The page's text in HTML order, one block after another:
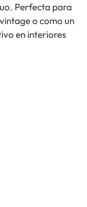
Perfecta para
o como un
en interiores